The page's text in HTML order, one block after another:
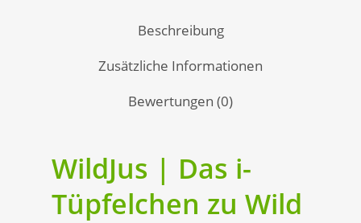
Beschreibung
Zusätzliche Informationen
Bewertungen (0)
WildJus | Das i-
Tüpfelchen zu Wild